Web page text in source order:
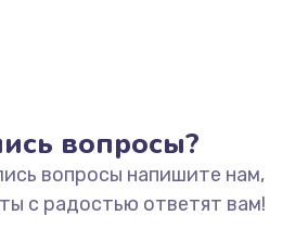
вопросы?
вопросы напишите нам,
с радостью ответят вам!